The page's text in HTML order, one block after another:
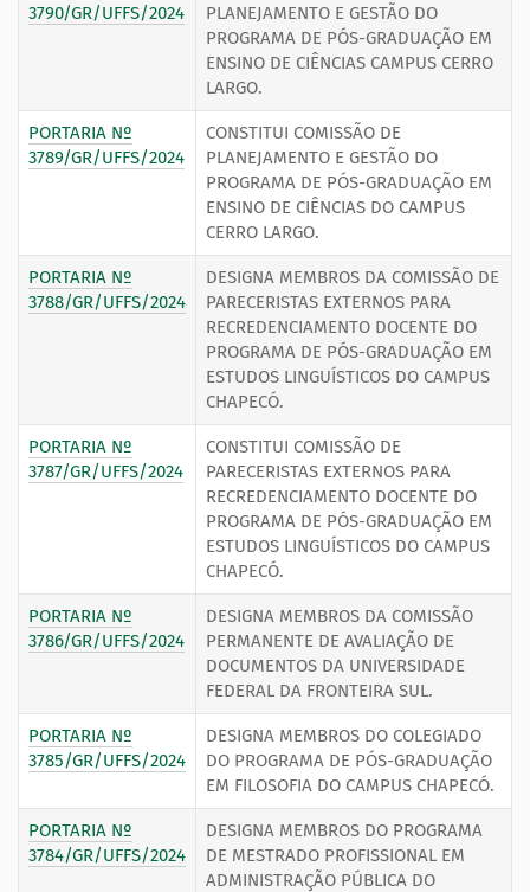
3790/GR/UFFS/2024
PLANEJAMENTO E GESTÃO DO
PROGRAMA DE PÓS-GRADUAÇÃO EM
ENSINO DE CIÊNCIAS CAMPUS CERRO
LARGO.
PORTARIA Nº
3789/GR/UFFS/2024
CONSTITUI COMISSÃO DE
PLANEJAMENTO E GESTÃO DO
PROGRAMA DE PÓS-GRADUAÇÃO EM
ENSINO DE CIÊNCIAS DO CAMPUS
CERRO LARGO.
PORTARIA Nº
3788/GR/UFFS/2024
DESIGNA MEMBROS DA COMISSÃO DE
PARECERISTAS EXTERNOS PARA
RECREDENCIAMENTO DOCENTE DO
PROGRAMA DE PÓS-GRADUAÇÃO EM
ESTUDOS LINGUÍSTICOS DO CAMPUS
CHAPECÓ.
PORTARIA Nº
3787/GR/UFFS/2024
CONSTITUI COMISSÃO DE
PARECERISTAS EXTERNOS PARA
RECREDENCIAMENTO DOCENTE DO
PROGRAMA DE PÓS-GRADUAÇÃO EM
ESTUDOS LINGUÍSTICOS DO CAMPUS
CHAPECÓ.
PORTARIA Nº
3786/GR/UFFS/2024
DESIGNA MEMBROS DA COMISSÃO
PERMANENTE DE AVALIAÇÃO DE
DOCUMENTOS DA UNIVERSIDADE
FEDERAL DA FRONTEIRA SUL.
PORTARIA Nº
3785/GR/UFFS/2024
DESIGNA MEMBROS DO COLEGIADO
DO PROGRAMA DE PÓS-GRADUAÇÃO
EM FILOSOFIA DO CAMPUS CHAPECÓ.
PORTARIA Nº
3784/GR/UFFS/2024
DESIGNA MEMBROS DO PROGRAMA
DE MESTRADO PROFISSIONAL EM
ADMINISTRAÇÃO PÚBLICA DO